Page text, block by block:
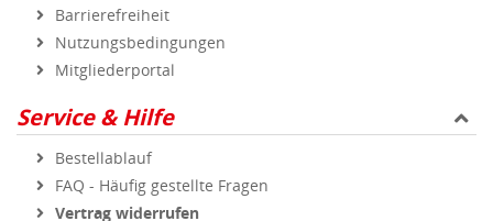
Barrierefreiheit
Nutzungsbedingungen
Mitgliederportal
Service & Hilfe
Bestellablauf
FAQ - Häufig gestellte Fragen
Vertrag widerrufen